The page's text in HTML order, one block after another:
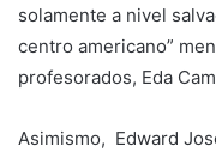
solamente a nivel
centro americano”
profesorados, Eda
Asimismo, Edward